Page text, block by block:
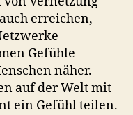
erreichen,
Gefühle
näher.
auf der Welt mit
ein Gefühl teilen.